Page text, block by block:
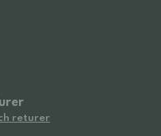
returer